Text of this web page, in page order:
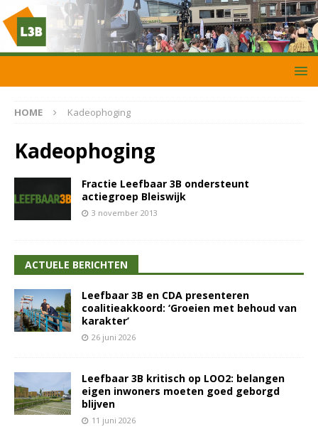
HOME Kadeophoging
Kadeophoging
Fractie Leefbaar 3B ondersteunt
actiegroep Bleiswijk
3 november 2013
ACTUELE BERICHTEN
Leefbaar 3B en CDA presenteren
coalitieakkoord: ‘Groeien met behoud van
karakter’
26 juni 2026
Leefbaar 3B kritisch op LOO2: belangen
eigen inwoners moeten goed geborgd
blijven
11 juni 2026